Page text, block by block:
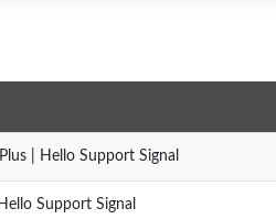
| Hello Support Signal
Support Signal